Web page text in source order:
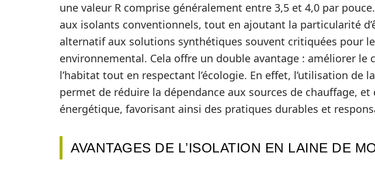
une valeur R comprise généralement entre 3,5 et 4,0 par
aux isolants conventionnels, tout en ajoutant la particularité
alternatif aux solutions synthétiques souvent critiquées pour
environnemental. Cela offre un double avantage : améliorer le
l’habitat tout en respectant l’écologie. En effet, l’utilisation de
permet de réduire la dépendance aux sources de chauffage,
énergétique, favorisant ainsi des pratiques durables et
AVANTAGES DE L’ISOLATION EN LAINE DE